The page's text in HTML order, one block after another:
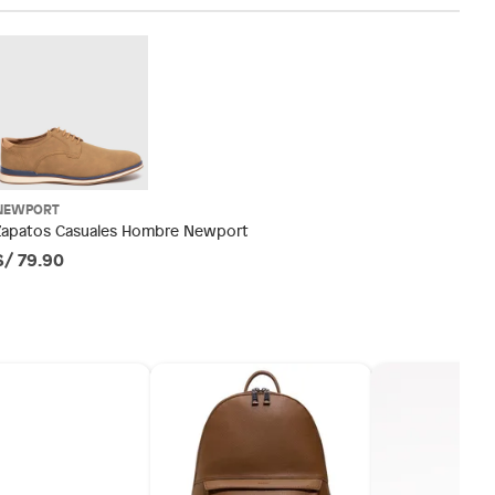
Casuales Hombre Newport
79.90